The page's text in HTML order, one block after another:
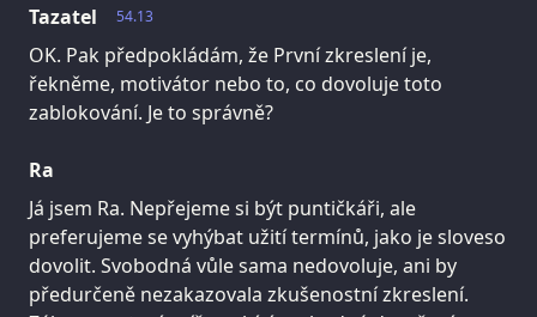
54.13
Tazatel
OK. Pak předpokládám, že První zkreslení je,
řekněme, motivátor nebo to, co dovoluje toto
zablokování. Je to správně?
Ra
Já jsem Ra. Nepřejeme si být puntičkáři, ale
preferujeme se vyhýbat užití termínů, jako je sloveso
dovolit. Svobodná vůle sama nedovoluje, ani by
předurčeně nezakazovala zkušenostní zkreslení.